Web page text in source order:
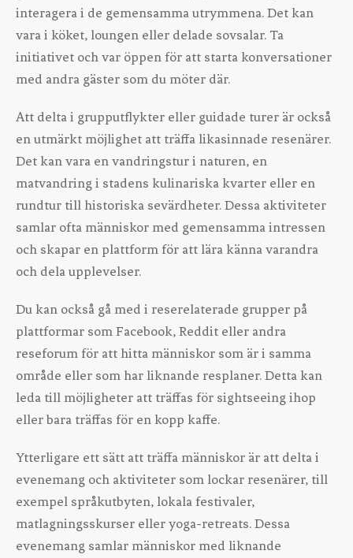
interagera i de gemensamma utrymmena. Det kan
vara i köket, loungen eller delade sovsalar. Ta
initiativet och var öppen för att starta konversationer
med andra gäster som du möter där.
Att delta i grupputflykter eller guidade turer är också
en utmärkt möjlighet att träffa likasinnade resenärer.
Det kan vara en vandringstur i naturen, en
matvandring i stadens kulinariska kvarter eller en
rundtur till historiska sevärdheter. Dessa aktiviteter
samlar ofta människor med gemensamma intressen
och skapar en plattform för att lära känna varandra
och dela upplevelser.
Du kan också gå med i reserelaterade grupper på
plattformar som Facebook, Reddit eller andra
reseforum för att hitta människor som är i samma
område eller som har liknande resplaner. Detta kan
leda till möjligheter att träffas för sightseeing ihop
eller bara träffas för en kopp kaffe.
Ytterligare ett sätt att träffa människor är att delta i
evenemang och aktiviteter som lockar resenärer, till
exempel språkutbyten, lokala festivaler,
matlagningsskurser eller yoga-retreats. Dessa
evenemang samlar människor med liknande